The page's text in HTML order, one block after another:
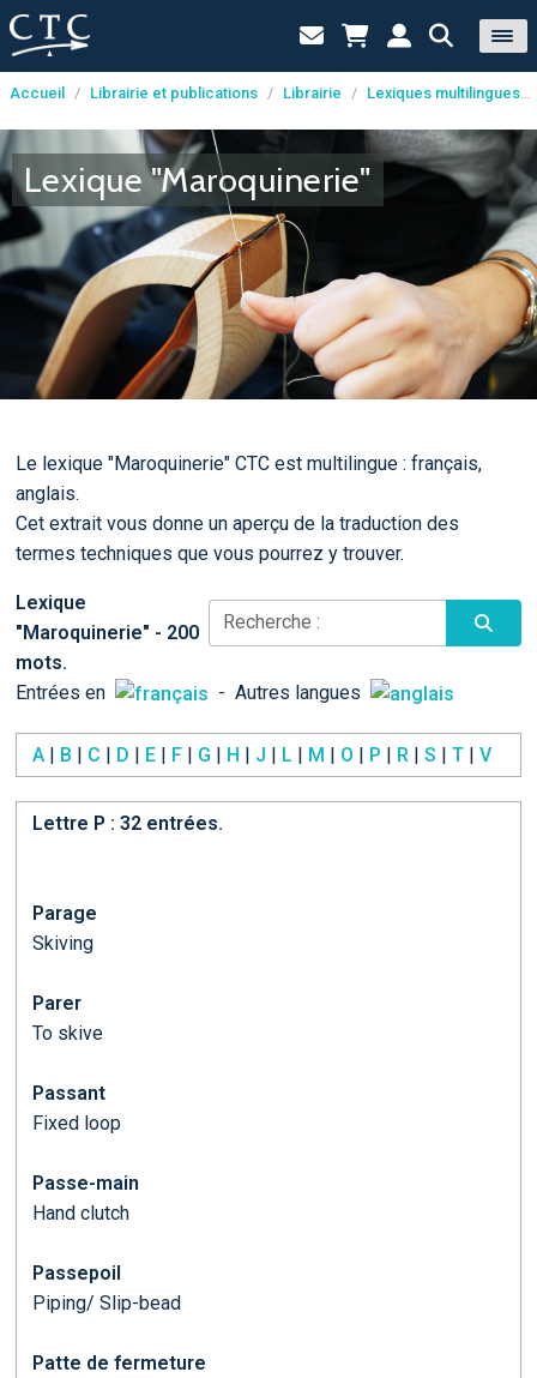
Panneau de gestion des cookies
Accueil / Librairie et publications / Librairie / Lexiques multilingues
Lexique "Maroquinerie"
Le lexique "Maroquinerie" CTC est multilingue : français,
anglais.
Cet extrait vous donne un aperçu de la traduction des
termes techniques que vous pourrez y trouver.
Recherche :
Lexique
"Maroquinerie" - 200
mots.
Entrées en
- Autres langues
A| B C D E| F| G H J L M O P R| S T| V
Lettre P : 32 entrées.
Parage
Skiving
Parer
To skive
Passant
Fixed loop
Passe-main
Hand clutch
Passepoil
Piping/ Slip-bead
Patte de fermeture